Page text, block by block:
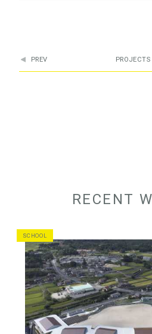
PREV PROJECTS
RECENT
SCHOOL